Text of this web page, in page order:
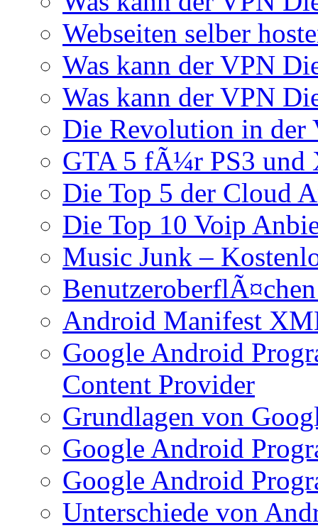
Webseiten selber
Was kann der VPN
Was kann der VPN
Die Revolution in
GTA 5 fÃ¼r PS3 und
Die Top 5 der Cloud
Die Top 10 Voip
Music Junk –
Android Manifest
Google Android
Content Provider
Grundlagen von
Google Android
Google Android
Unterschiede von